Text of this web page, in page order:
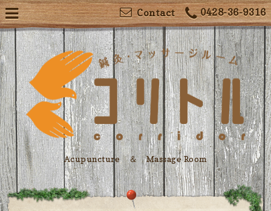
0428-36-9316
Contact
Acupuncture ＆ Massage Room